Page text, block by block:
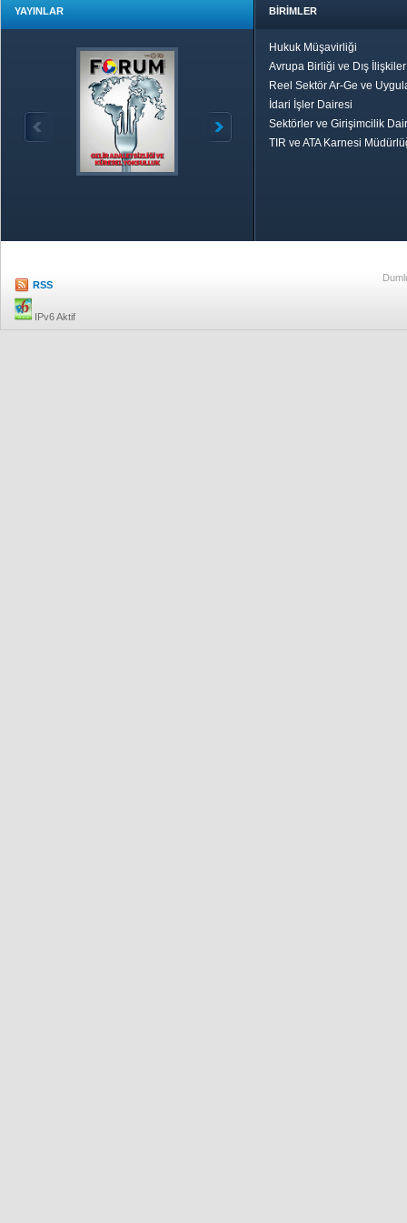
YAYINLAR BİRİMLER
Hukuk Müşavirliği
Avrupa Birliği ve Dış
Reel Sektör Ar-Ge ve
İdari İşler Dairesi
Sektörler ve Girişimcilik
TIR ve ATA Karnesi
RSS
IPv6 Aktif